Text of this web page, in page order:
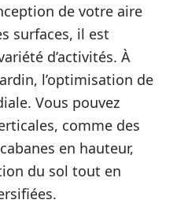
de votre aire
surfaces, il est
d’activités. À
l’optimisation de
Vous pouvez
comme des
en hauteur,
du sol tout en